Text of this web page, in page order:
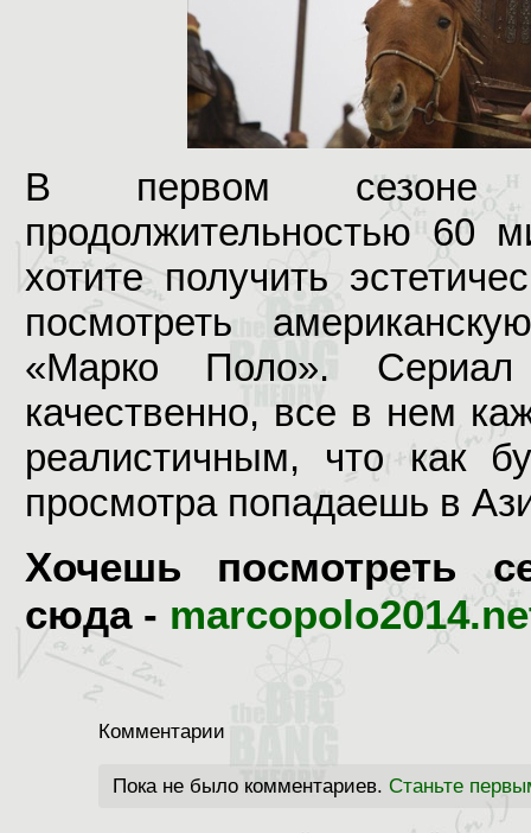
В первом сезоне
продолжительностью 60
хотите получить
посмотреть
«Марко Поло».
качественно, все в нем
реалистичным, что как
просмотра попадаешь в
Хочешь посмотреть
сюда -
Комментарии
Пока не было комментариев. Станьте